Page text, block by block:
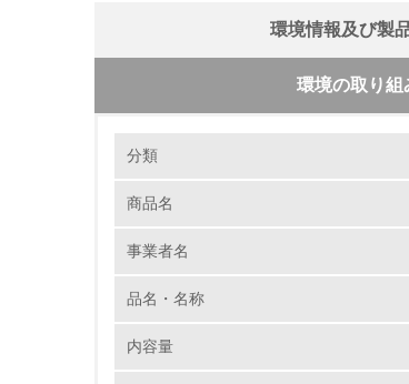
環境情報及び製
環境の取り組
大気汚染物質に関する取り
ど、環境負荷の軽減に向けて積
期貨物鉄道輸送を開始しました
輸送を鉄道へ移行することとな
1.環境取り組み体制
No.
分類
商品名
事業者名
品名・名称
内容量